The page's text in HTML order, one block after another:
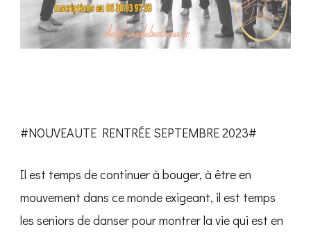
#NOUVEAUTE RENTRÉE SEPTEMBRE 2023#
Il est temps de continuer à bouger, à être en
mouvement dans ce monde exigeant, il est temps
les seniors de danser pour montrer la vie qui est en